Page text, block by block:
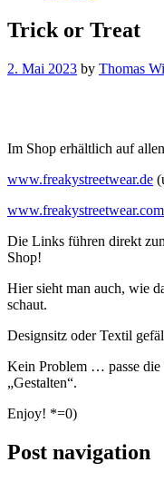
Trick or Treat
2. Mai 2023 by Thomas
Im Shop erhältlich auf
www.freakystreetwear.de
www.freakystreetwear.com
Die Links führen direkt
Shop!
Hier sieht man auch, wie
schaut.
Designsitz oder Textil
Kein Problem … passe die
„Gestalten“.
Enjoy! *=0)
Post navigation